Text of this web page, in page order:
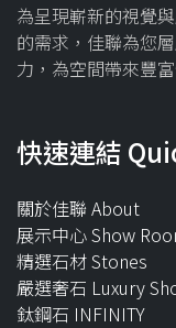
為呈現嶄新的視覺
的需求，佳聯為您
力，為空間帶來豐
快速連結
關於佳聯 About
展示中心 Show
精選石材 Stones
嚴選奢石 Luxury
鈦鋼石 INFINITY